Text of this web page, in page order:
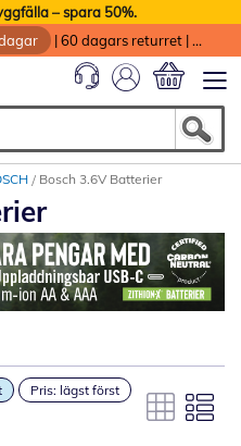
– spara 50%.
|60 dagars returret |
Bosch 3.6V Batterier
Pris: lägst först